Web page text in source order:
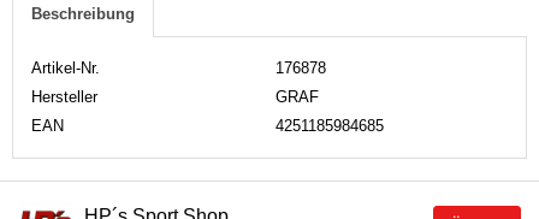
Beschreibung
Artikel-Nr.
176878
Hersteller
GRAF
EAN
4251185984685